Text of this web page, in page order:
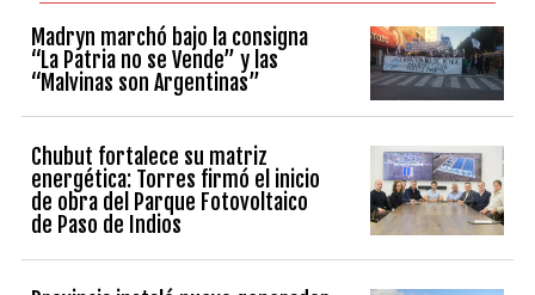
Madryn marchó bajo la consigna
“La Patria no se Vende” y las
“Malvinas son Argentinas”
Chubut fortalece su matriz
energética: Torres firmó el inicio
de obra del Parque Fotovoltaico
de Paso de Indios